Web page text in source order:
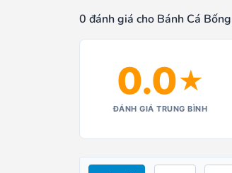
0 đánh giá cho Bánh Cá
0.0★
ĐÁNH GIÁ TRUNG BÌNH